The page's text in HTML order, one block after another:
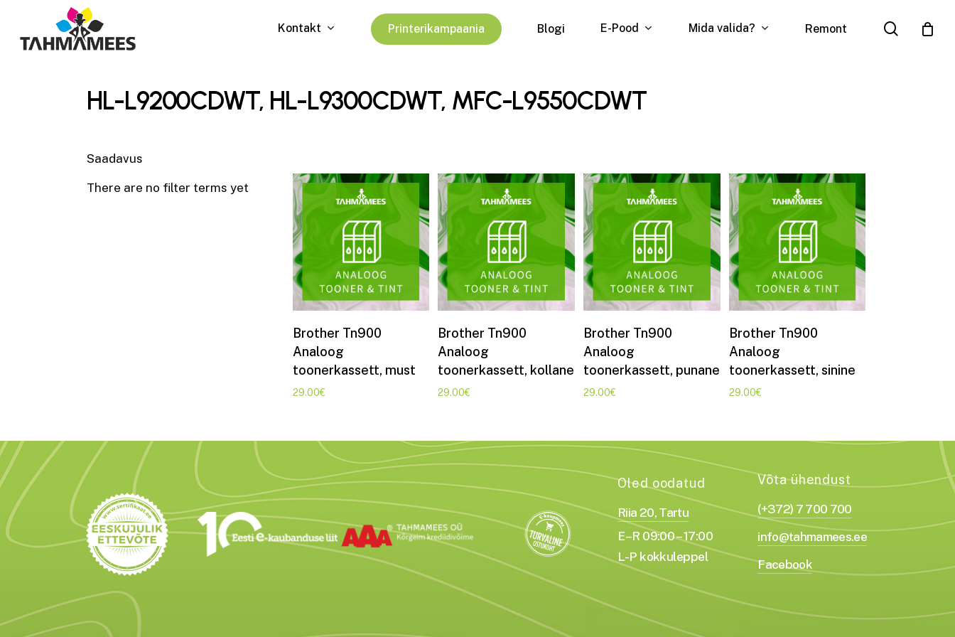
Kontakt Printerikampaania Blogi E-Pood Mida valida? Remont search
HL-L9200CDWT, HL-L9300CDWT, MFC-L9550CDWT
Saadavus
There are no filter terms yet
Brother Tn900
Analoog
toonerkassett, must
29.00€
Brother Tn900
Analoog
toonerkassett, kollane
29.00€
Brother Tn900
Analoog
toonerkassett, punane
29.00€
Brother Tn900
Analoog
toonerkassett, sinine
29.00€
Oled oodatud
Riia 20, Tartu
E–R 09:00 – 17:00
L-P kokkuleppel
Võta ühendust
(+372) 7 700 700
info@tahmamees.ee
Facebook